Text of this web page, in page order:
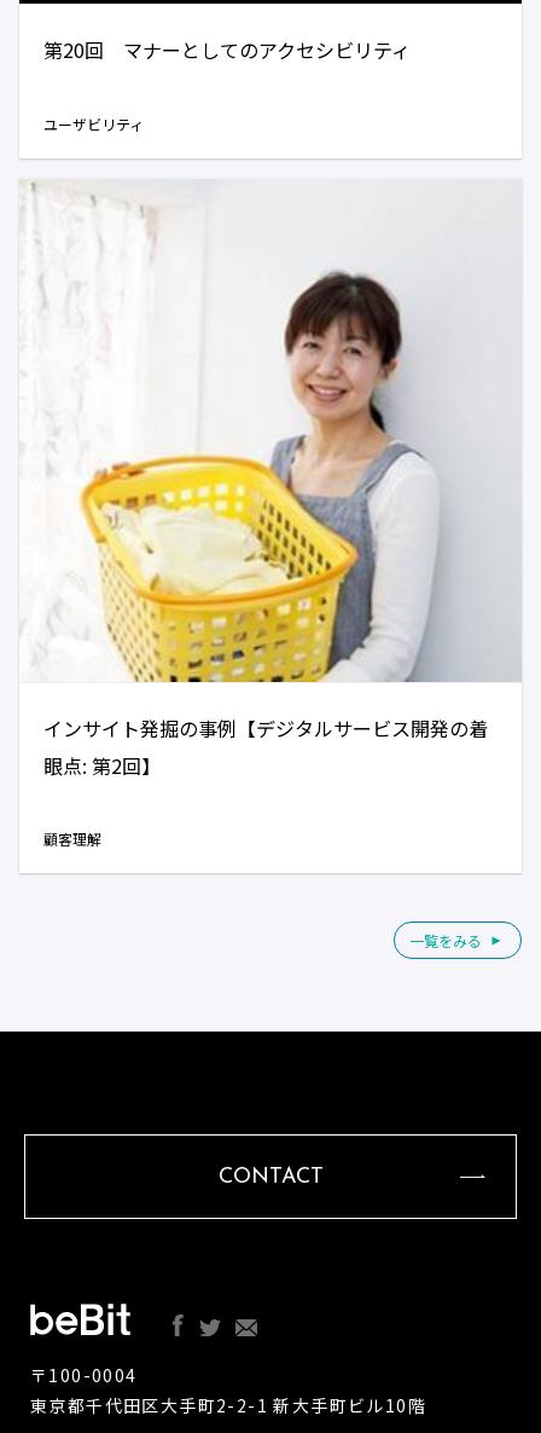
第20回 マナーとしてのアクセシビリティ
ユーザビリティ
インサイト発掘の事例【デジタルサービス開発の着
眼点: 第2回】
顧客理解
一覧をみる
CONTACT
〒100-0004
東京都千代田区大手町2-2-1 新大手町ビル10階